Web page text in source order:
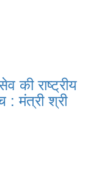
की राष्ट्रीय
: मंत्री श्री